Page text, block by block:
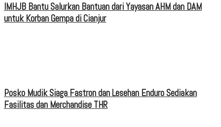
IMHJB Bantu Salurkan Bantuan dari Yayasan AHM dan DAM
untuk Korban Gempa di Cianjur
Posko Mudik Siaga Fastron dan Lesehan Enduro Sediakan
Fasilitas dan Merchandise THR